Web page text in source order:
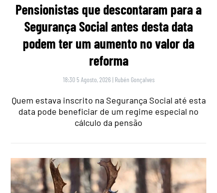
Pensionistas que descontaram para a
Segurança Social antes desta data
podem ter um aumento no valor da
reforma
18:30 5 Agosto, 2026 | Rubén Gonçalves
Quem estava inscrito na Segurança Social até esta
data pode beneficiar de um regime especial no
cálculo da pensão